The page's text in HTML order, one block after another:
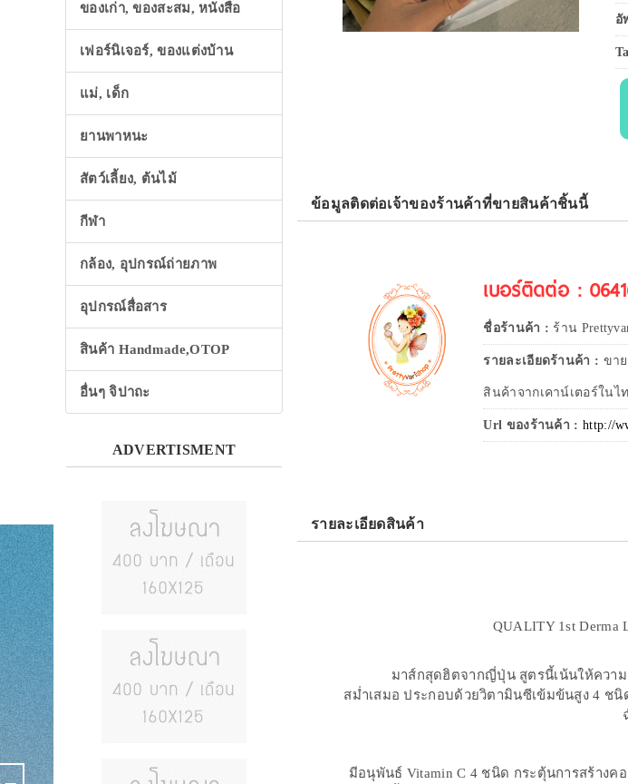
ของเก่า, ของสะสม, หนังสือ
เฟอร์นิเจอร์, ของแต่งบ้าน
แม่, เด็ก
ยานพาหนะ
สัตว์เลี้ยง, ต้นไม้
กีฬา
กล้อง, อุปกรณ์ถ่ายภาพ
อุปกรณ์สื่อสาร
สินค้า Handmade,OTOP
อื่นๆ จิปาถะ
ADVERTISMENT
อั
ข้อมูลติดต่อเจ้าของร้านค้าที่ขายสินค้าชิ้นนี้
เบอร์ติดต่อ :
ชื่อร้านค้า : ร้าน
รายละเอียดร้านค้า : ขา
สินค้าจากเคาน์เตอร์ในไ
Url ของร้านค้า : http://
รายละเอียดสินค้า
QUALITY 1st Derma
มาส์กสุดฮิตจากญี่ปุ่น สูตรนี้เน้นให้ควา
สม่ำเสมอ ประกอบด้วยวิตามินซีเข้มข้นสูง 4 ช
มีอนุพันธ์ Vitamin C 4 ชนิด กระตุ้นการสร้างค